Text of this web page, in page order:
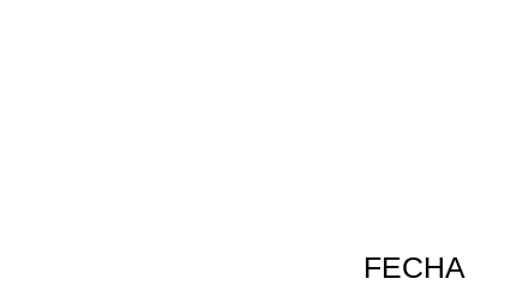
FECHA